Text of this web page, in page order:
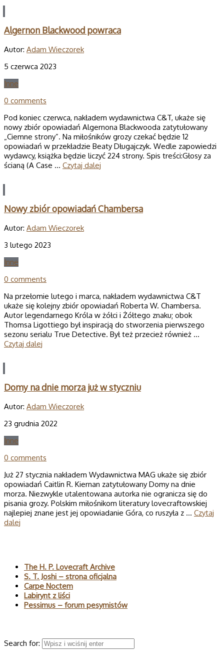
Algernon Blackwood powraca
Autor: Adam Wieczorek
5 czerwca 2023
Inne
0 comments
Pod koniec czerwca, nakładem wydawnictwa C&T, ukaże się
nowy zbiór opowiadań Algernona Blackwooda zatytułowany
„Ciemne strony”. Na miłośników grozy czekać będzie 12
opowiadań w przekładzie Beaty Długajczyk. Wedle zapowiedzi
wydawcy, książka będzie liczyć 224 strony. Spis treści:Głosy za
ścianą (A Case … Czytaj dalej
Nowy zbiór opowiadań Chambersa
Autor: Adam Wieczorek
3 lutego 2023
Inne
0 comments
Na przełomie lutego i marca, nakładem wydawnictwa C&T
ukaże się kolejny zbiór opowiadań Roberta W. Chambersa.
Autor legendarnego Króla w żółci i Żółtego znaku; obok
Thomsa Ligottiego był inspiracją do stworzenia pierwszego
sezonu serialu True Detective. Był też przecież również …
Czytaj dalej
Domy na dnie morza już w styczniu
Autor: Adam Wieczorek
23 grudnia 2022
Inne
0 comments
Już 27 stycznia nakładem Wydawnictwa MAG ukaże się zbiór
opowiadań Caitlin R. Kiernan zatytułowany Domy na dnie
morza. Niezwykle utalentowana autorka nie ogranicza się do
pisania grozy. Polskim miłośnikom literatury lovecraftowskiej
najlepiej znane jest jej opowiadanie Góra, co ruszyła z … Czytaj
dalej
The H. P. Lovecraft Archive
S. T. Joshi – strona oficjalna
Carpe Noctem
Labirynt z liści
Pessimus – forum pesymistów
Search for: